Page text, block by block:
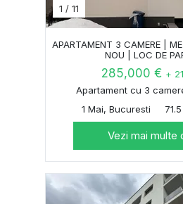
1 / 11
APARTAMENT 3 CAMERE |
NOU | LOC DE
285,000 € +
Apartament cu 3
1 Mai, Bucuresti
Vezi mai multe